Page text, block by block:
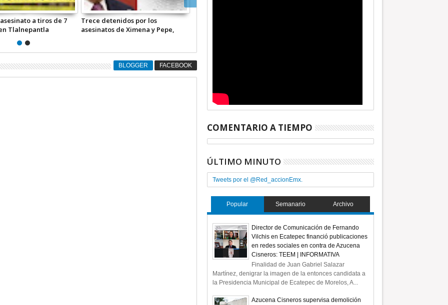
asesinatos de
Asesinan a Víctor
Morales. El colega
en Jiquipilas,
Continúan los asesinatos de
periodistas: el colega Víctor
BLOGGER FACEBOOK
COMENTARIO A TIEMPO
ÚLTIMO MINUTO
Tweets por el @Red_accionEmx.
Popular Semanario Archivo
Director de Comunicación de Fernando
Vilchis en Ecatepec financió publicaciones
en redes sociales en contra de Azucena
Cisneros: TEEM | INFORMATIVA
Finalidad de Juan Gabriel Salazar
Martínez, denigrar la imagen de la entonces candidata a
la Presidencia Municipal de Ecatepec de Morelos, A...
Azucena Cisneros supervisa demolición